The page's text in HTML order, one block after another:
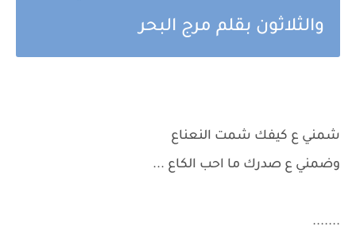
والثلاثون بقلم مرج البحر
شمني ع كيفك شمت النعناع
وضمني ع صدرك ما احب الكاع ...
.......